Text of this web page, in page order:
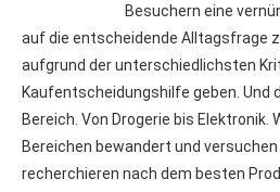
Besuchern eine
auf die entscheidende Alltagsfrage
aufgrund der unterschiedlichsten
Kaufentscheidungshilfe geben. Und
Bereich. Von Drogerie bis Elektronik.
Bereichen bewandert und
recherchieren nach dem besten